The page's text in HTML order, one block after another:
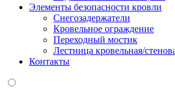
Элементы безопасности кровли
Снегозадержатели
Кровельное ограждение
Переходный мостик
Лестница кровельная/
Контакты